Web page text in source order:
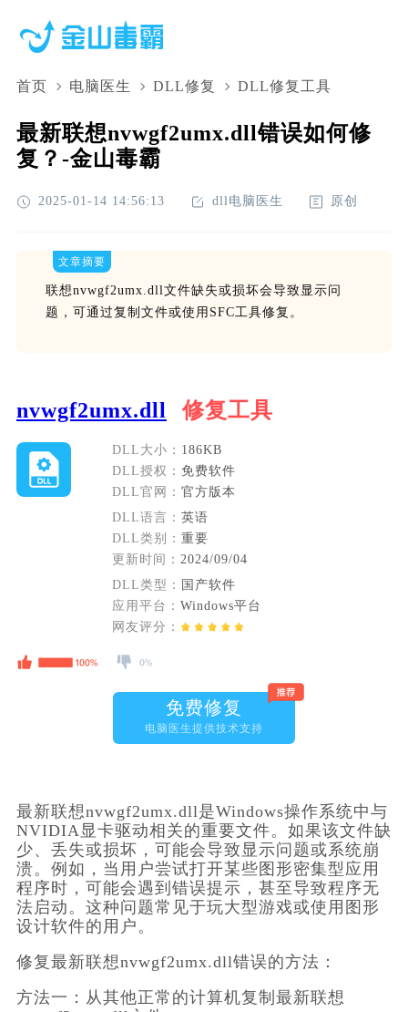
首页 电脑医生 DLL修复 DLL修复工具
最新联想nvwgf2umx.dll错误如何修
复？-金山毒霸
2025-01-14 14:56:13 dll电脑医生 原创
文章摘要
联想nvwgf2umx.dll文件缺失或损坏会导致显示问
题，可通过复制文件或使用SFC工具修复。
nvwgf2umx.dll 修复工具
DLL大小： 186KB
DLL授权： 免费软件
DLL官网： 官方版本
DLL语言： 英语
DLL类别： 重要
更新时间： 2024/09/04
DLL类型：
国产软件
应用平台： Windows平台
网友评分：
免费修复
电脑医生提供技术支持
最新联想nvwgf2umx.dll是Windows操作系统中与
NVIDIA显卡驱动相关的重要文件。如果该文件缺
少、丢失或损坏，可能会导致显示问题或系统崩
溃。例如，当用户尝试打开某些图形密集型应用
程序时，可能会遇到错误提示，甚至导致程序无
法启动。这种问题常见于玩大型游戏或使用图形
设计软件的用户。
修复最新联想nvwgf2umx.dll错误的方法：
方法一：从其他正常的计算机复制最新联想